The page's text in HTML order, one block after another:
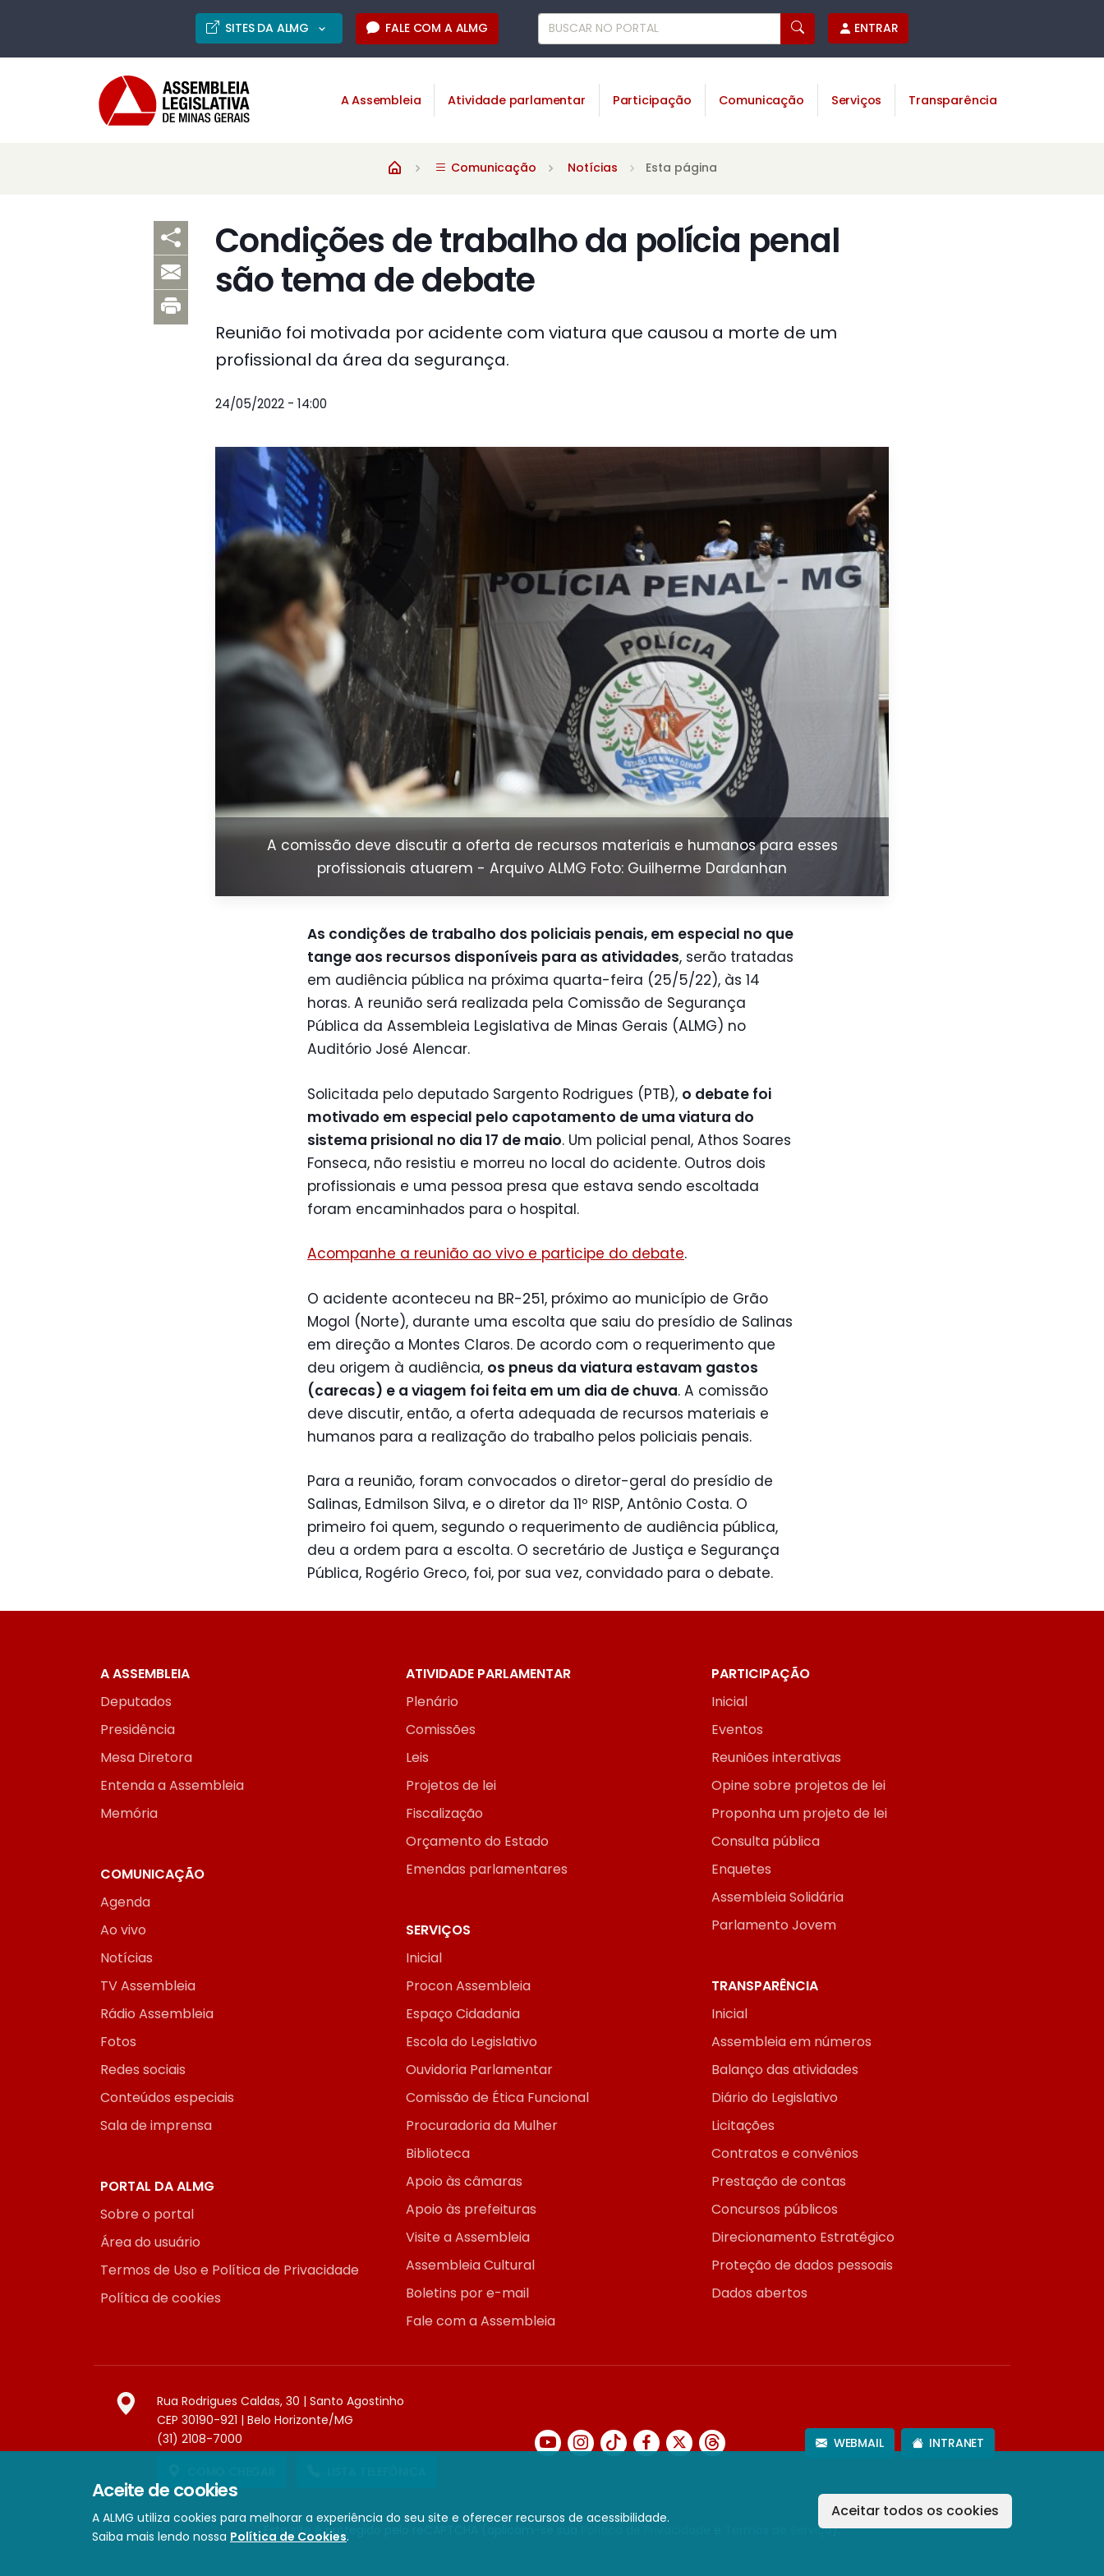
Aceite de cookies
A ALMG utiliza cookies para melhorar a experiência do seu site e oferecer recursos de acessibilidade.
Saiba mais lendo nossa Política de Cookies.
Aceitar todos os cookies
SITES DA ALMG FALE COM A ALMG ENTRAR
A Assembleia Atividade parlamentar Participação Comunicação Serviços Transparência
Comunicação Notícias Esta página
Condições de trabalho da polícia penal
são tema de debate
Reunião foi motivada por acidente com viatura que causou a morte de um
profissional da área da segurança.
24/05/2022 - 14:00
A comissão deve discutir a oferta de recursos materiais e humanos para esses
profissionais atuarem - Arquivo ALMG Foto: Guilherme Dardanhan
As condições de trabalho dos policiais penais, em especial no que
tange aos recursos disponíveis para as atividades, serão tratadas
em audiência pública na próxima quarta-feira (25/5/22), às 14
horas. A reunião será realizada pela Comissão de Segurança
Pública da Assembleia Legislativa de Minas Gerais (ALMG) no
Auditório José Alencar.
Solicitada pelo deputado Sargento Rodrigues (PTB), o debate foi
motivado em especial pelo capotamento de uma viatura do
sistema prisional no dia 17 de maio. Um policial penal, Athos Soares
Fonseca, não resistiu e morreu no local do acidente. Outros dois
profissionais e uma pessoa presa que estava sendo escoltada
foram encaminhados para o hospital.
Acompanhe a reunião ao vivo e participe do debate.
O acidente aconteceu na BR-251, próximo ao município de Grão
Mogol (Norte), durante uma escolta que saiu do presídio de Salinas
em direção a Montes Claros. De acordo com o requerimento que
deu origem à audiência, os pneus da viatura estavam gastos
(carecas) e a viagem foi feita em um dia de chuva. A comissão
deve discutir, então, a oferta adequada de recursos materiais e
humanos para a realização do trabalho pelos policiais penais.
Para a reunião, foram convocados o diretor-geral do presídio de
Salinas, Edmilson Silva, e o diretor da 11º RISP, Antônio Costa. O
primeiro foi quem, segundo o requerimento de audiência pública,
deu a ordem para a escolta. O secretário de Justiça e Segurança
Pública, Rogério Greco, foi, por sua vez, convidado para o debate.
A ASSEMBLEIA
Deputados
Presidência
Mesa Diretora
Entenda a Assembleia
Memória
ATIVIDADE PARLAMENTAR
Plenário
Comissões
Leis
Projetos de lei
Fiscalização
Orçamento do Estado
Emendas parlamentares
PARTICIPAÇÃO
Inicial
Eventos
Reuniões interativas
Opine sobre projetos de lei
Proponha um projeto de lei
Consulta pública
Enquetes
Assembleia Solidária
Parlamento Jovem
COMUNICAÇÃO
Agenda
Ao vivo
Notícias
TV Assembleia
Rádio Assembleia
Fotos
Redes sociais
Conteúdos especiais
Sala de imprensa
SERVIÇOS
Inicial
Procon Assembleia
Espaço Cidadania
Escola do Legislativo
Ouvidoria Parlamentar
Comissão de Ética Funcional
Procuradoria da Mulher
Biblioteca
Apoio às câmaras
Apoio às prefeituras
Visite a Assembleia
Assembleia Cultural
Boletins por e-mail
Fale com a Assembleia
TRANSPARÊNCIA
Inicial
Assembleia em números
Balanço das atividades
Diário do Legislativo
Licitações
Contratos e convênios
Prestação de contas
Concursos públicos
Direcionamento Estratégico
Proteção de dados pessoais
Dados abertos
PORTAL DA ALMG
Sobre o portal
Área do usuário
Termos de Uso e Política de Privacidade
Política de cookies
Rua Rodrigues Caldas, 30 | Santo Agostinho
CEP 30190-921 | Belo Horizonte/MG
(31) 2108-7000
WEBMAIL INTRANET
Este site é protegido pelo reCAPTCHA (aplicam-se sua Termos de Serviço).